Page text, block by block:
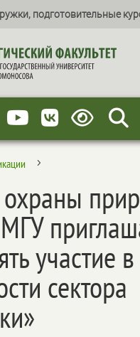
подготовительные
5
участие в
сектора